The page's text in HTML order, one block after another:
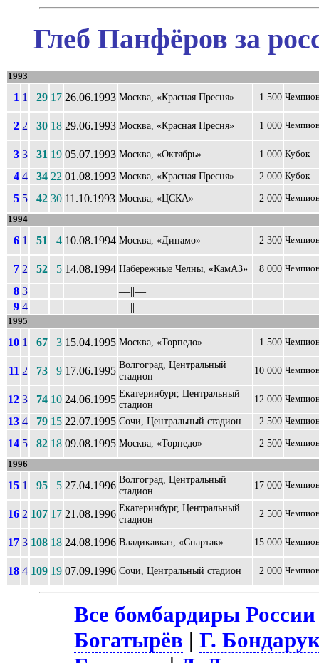
Глеб Панфёров за
1993
1 1 29 17 26.06.1993 Москва, «Красная Пресня» 1 500
2 2 30 18 29.06.1993 Москва, «Красная Пресня» 1 000
3 3 31 19 05.07.1993 Москва, «Октябрь» 1 000 Кубок
4 4 34 22 01.08.1993 Москва, «Красная Пресня» 2 000 Кубок
5 5 42 30 11.10.1993 Москва, «ЦСКА» 2 000
1994
6 1 51 4 10.08.1994 Москва, «Динамо» 2 300
7 2 52 5 14.08.1994 Набережные Челны, «КамАЗ» 8 000
8 3
––||––
9 4 ––||––
1995
10 1 67 3 15.04.1995 Москва, «Торпедо» 1 500
11 2 73 9 17.06.1995 Волгоград, Центральный
стадион
10 000
12 3 74 10 24.06.1995 Екатеринбург, Центральный
стадион
12 000
13 4 79 15 22.07.1995 Сочи, Центральный стадион 2 500
14 5 82 18 09.08.1995 Москва, «Торпедо» 2 500
1996
15 1 95 5 27.04.1996 Волгоград, Центральный
стадион
17 000
16 2 107 17 21.08.1996 Екатеринбург, Центральный
стадион
2 500
17 3 108 18 24.08.1996 Владикавказ, «Спартак» 15 000
18 4 109 19 07.09.1996 Сочи, Центральный стадион 2 000
Все бомбардиры России
Богатырёв |Г.